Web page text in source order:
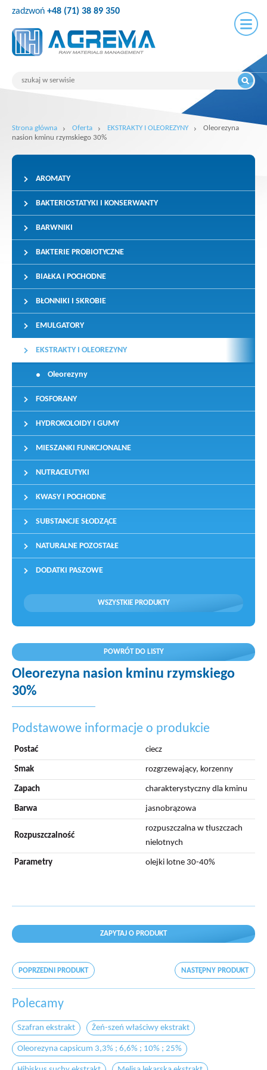
zadzwoń +48 (71) 38 89 350
Strona główna Oferta EKSTRAKTY I OLEOREZYNY
Oleorezyna
nasion kminu rzymskiego 30%
AROMATY
BAKTERIOSTATYKI I KONSERWANTY
BARWNIKI
BAKTERIE PROBIOTYCZNE
BIAŁKA I POCHODNE
BŁONNIKI I SKROBIE
EMULGATORY
EKSTRAKTY I OLEOREZYNY
Oleorezyny
FOSFORANY
HYDROKOLOIDY I GUMY
MIESZANKI FUNKCJONALNE
NUTRACEUTYKI
KWASY I POCHODNE
SUBSTANCJE SŁODZĄCE
NATURALNE POZOSTAŁE
DODATKI PASZOWE
WSZYSTKIE PRODUKTY
POWRÓT DO LISTY
Oleorezyna nasion kminu rzymskiego
30%
Podstawowe informacje o produkcie
Postać ciecz
Smak rozgrzewający, korzenny
Zapach charakterystyczny dla kminu
Barwa jasnobrązowa
Rozpuszczalność
rozpuszczalna w tłuszczach
nielotnych
Parametry olejki lotne 30-40%
ZAPYTAJ O PRODUKT
POPRZEDNI PRODUKT NASTĘPNY PRODUKT
Polecamy
Szafran ekstrakt Żeń-szeń właściwy ekstrakt
Oleorezyna capsicum 3,3% ; 6,6% ; 10% ; 25%